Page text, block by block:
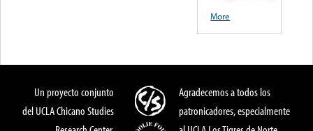
More
Un proyecto conjunto
del UCLA Chicano Studies
Agradecemos a todos los
patronicadores, especialmente